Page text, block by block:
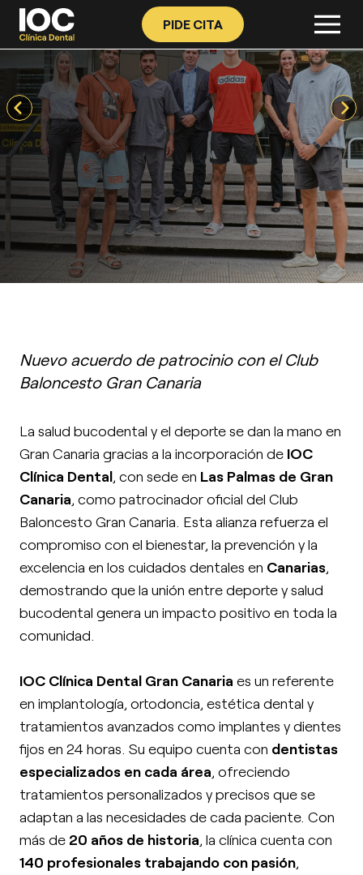
PIDE CITA
Nuevo acuerdo de patrocinio con el Club
Baloncesto Gran Canaria
La salud bucodental y el deporte se dan la mano en
Gran Canaria gracias a la incorporación de IOC
Clínica Dental, con sede en Las Palmas de Gran
Canaria, como patrocinador oficial del Club
Baloncesto Gran Canaria. Esta alianza refuerza el
compromiso con el bienestar, la prevención y la
excelencia en los cuidados dentales en Canarias,
demostrando que la unión entre deporte y salud
bucodental genera un impacto positivo en toda la
comunidad.
IOC Clínica Dental Gran Canaria es un referente
en implantología, ortodoncia, estética dental y
tratamientos avanzados como implantes y dientes
fijos en 24 horas. Su equipo cuenta con dentistas
especializados en cada área, ofreciendo
tratamientos personalizados y precisos que se
adaptan a las necesidades de cada paciente. Con
más de 20 años de historia, la clínica cuenta con
140 profesionales trabajando con pasión,